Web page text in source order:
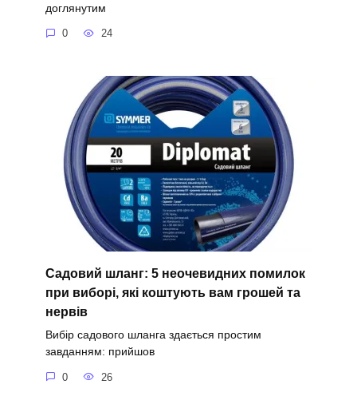
доглянутим
0 24
Садовий шланг: 5 неочевидних помилок
при виборі, які коштують вам грошей та
нервів
Вибір садового шланга здається простим
завданням: прийшов
0 26